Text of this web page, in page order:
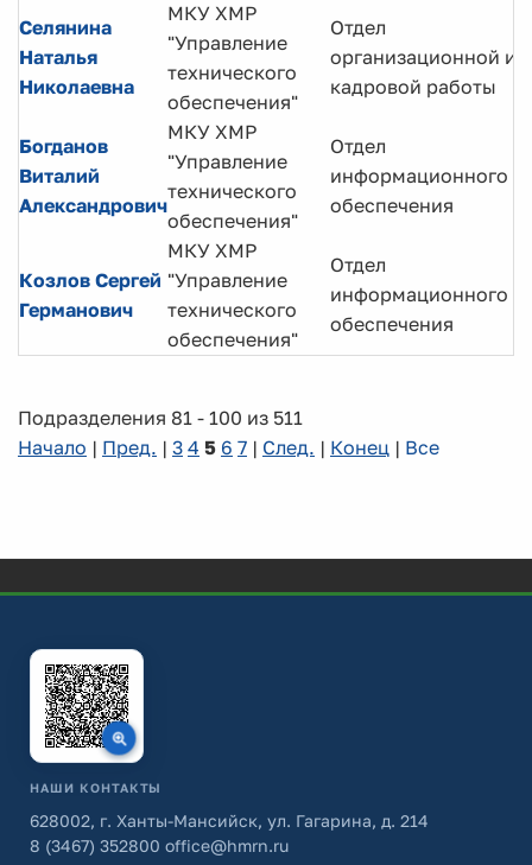
Селянина
Наталья
Николаевна
МКУ ХМР
"Управление
технического
обеспечения"
Отдел
организационной и
кадровой работы
Богданов
Виталий
Александрович
МКУ ХМР
"Управление
технического
обеспечения"
Отдел
информационного
обеспечения
Козлов Сергей
Германович
МКУ ХМР
"Управление
технического
обеспечения"
Отдел
информационного
обеспечения
Подразделения 81 - 100 из 511
Начало | Пред. | 3 4 5 6 7 | След. | Конец | Все
НАШИ КОНТАКТЫ
628002, г. Ханты-Мансийск, ул. Гагарина, д. 214
8 (3467) 352800 office@hmrn.ru